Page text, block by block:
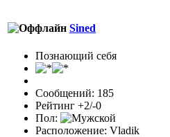
Sined
Познающий себя
Сообщений: 185
Рейтинг +2/-0
Пол:
Расположение: Vladik